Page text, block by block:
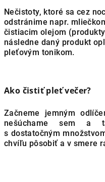
Nečistoty, ktoré sa cez
odstránime napr.
čistiacim olejom
následne daný produkt
pleťovým tonikom.
Ako čistiť pleť večer?
Začneme jemným
nešúchame sem a
s dostatočným
chvíľu pôsobiť a v smere